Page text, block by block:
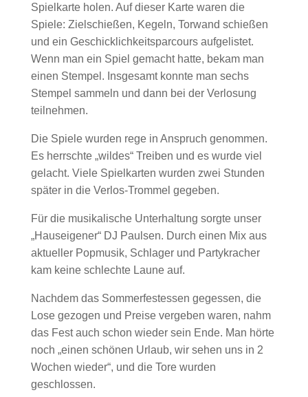
Spielkarte holen. Auf dieser Karte waren die
Spiele: Zielschießen, Kegeln, Torwand schießen
und ein Geschicklichkeitsparcours aufgelistet.
Wenn man ein Spiel gemacht hatte, bekam man
einen Stempel. Insgesamt konnte man sechs
Stempel sammeln und dann bei der Verlosung
teilnehmen.
Die Spiele wurden rege in Anspruch genommen.
Es herrschte „wildes“ Treiben und es wurde viel
gelacht. Viele Spielkarten wurden zwei Stunden
später in die Verlos-Trommel gegeben.
Für die musikalische Unterhaltung sorgte unser
„Hauseigener“ DJ Paulsen. Durch einen Mix aus
aktueller Popmusik, Schlager und Partykracher
kam keine schlechte Laune auf.
Nachdem das Sommerfestessen gegessen, die
Lose gezogen und Preise vergeben waren, nahm
das Fest auch schon wieder sein Ende. Man hörte
noch „einen schönen Urlaub, wir sehen uns in 2
Wochen wieder“, und die Tore wurden
geschlossen.